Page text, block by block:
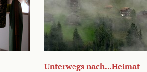
Unterwegs nach...Heimat